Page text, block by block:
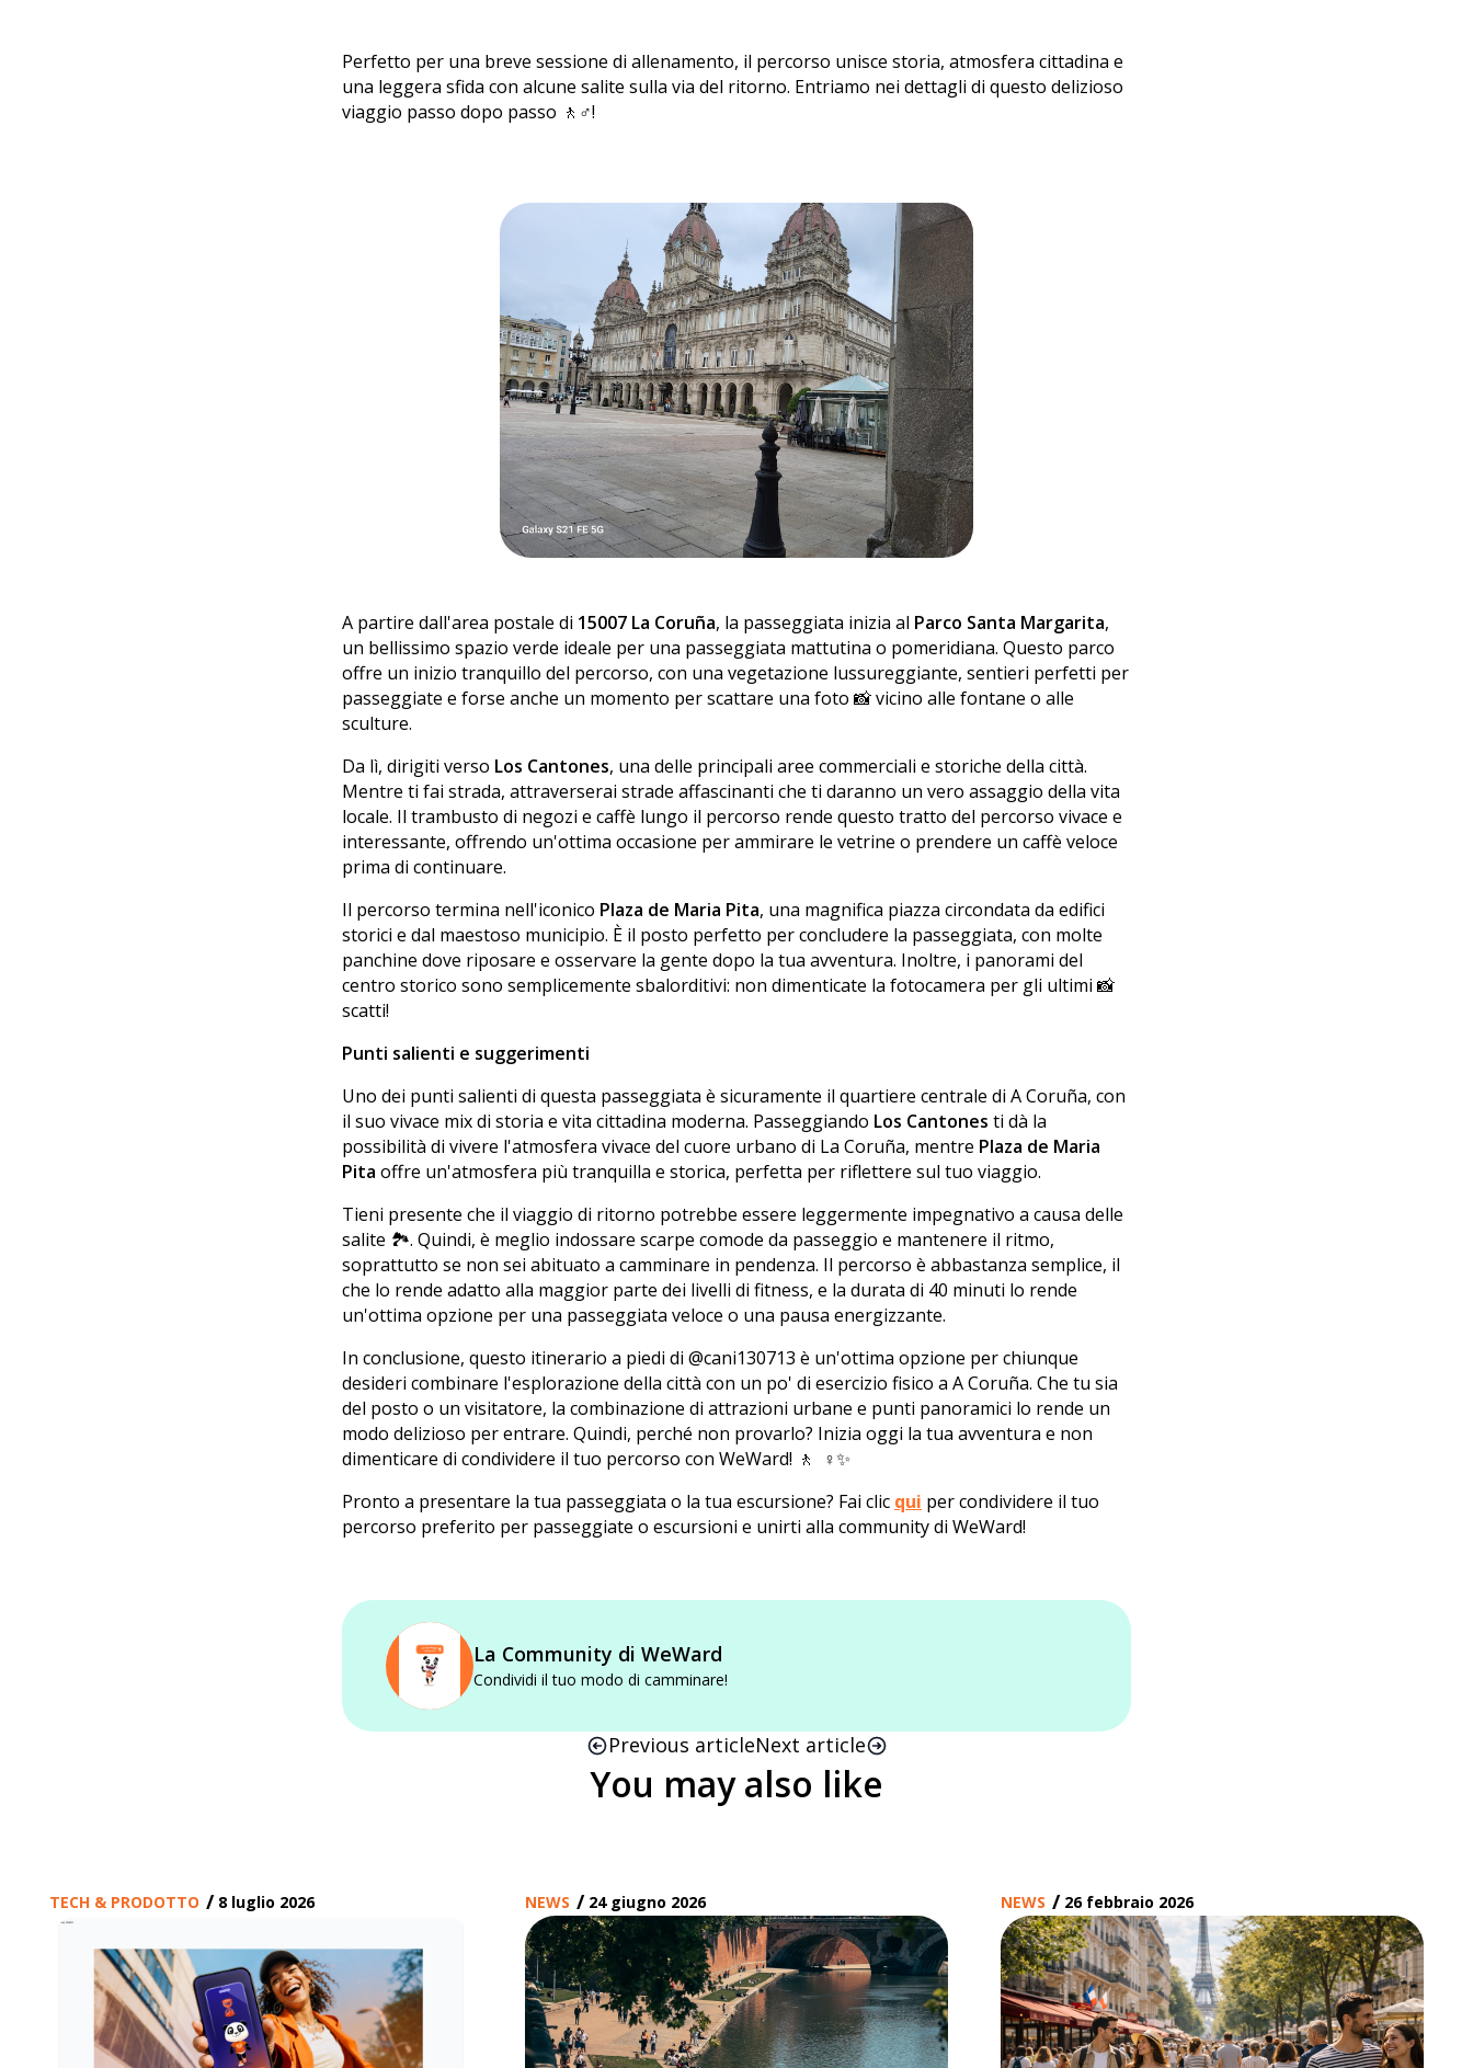
Perfetto per una breve sessione di allenamento, il percorso unisce storia, atmosfera cittadina e
una leggera sfida con alcune salite sulla via del ritorno. Entriamo nei dettagli di questo delizioso
viaggio passo dopo passo 🚶♂️!
A partire dall'area postale di 15007 La Coruña, la passeggiata inizia al Parco Santa Margarita,
un bellissimo spazio verde ideale per una passeggiata mattutina o pomeridiana. Questo parco
offre un inizio tranquillo del percorso, con una vegetazione lussureggiante, sentieri perfetti per
passeggiate e forse anche un momento per scattare una foto 📸 vicino alle fontane o alle
sculture.
Da lì, dirigiti verso Los Cantones, una delle principali aree commerciali e storiche della città.
Mentre ti fai strada, attraverserai strade affascinanti che ti daranno un vero assaggio della vita
locale. Il trambusto di negozi e caffè lungo il percorso rende questo tratto del percorso vivace e
interessante, offrendo un'ottima occasione per ammirare le vetrine o prendere un caffè veloce
prima di continuare.
Il percorso termina nell'iconico Plaza de Maria Pita, una magnifica piazza circondata da edifici
storici e dal maestoso municipio. È il posto perfetto per concludere la passeggiata, con molte
panchine dove riposare e osservare la gente dopo la tua avventura. Inoltre, i panorami del
centro storico sono semplicemente sbalorditivi: non dimenticate la fotocamera per gli ultimi 📸
scatti!
Punti salienti e suggerimenti
Uno dei punti salienti di questa passeggiata è sicuramente il quartiere centrale di A Coruña, con
il suo vivace mix di storia e vita cittadina moderna. Passeggiando Los Cantones ti dà la
possibilità di vivere l'atmosfera vivace del cuore urbano di La Coruña, mentre Plaza de Maria
Pita offre un'atmosfera più tranquilla e storica, perfetta per riflettere sul tuo viaggio.
Tieni presente che il viaggio di ritorno potrebbe essere leggermente impegnativo a causa delle
salite 🏞️. Quindi, è meglio indossare scarpe comode da passeggio e mantenere il ritmo,
soprattutto se non sei abituato a camminare in pendenza. Il percorso è abbastanza semplice, il
che lo rende adatto alla maggior parte dei livelli di fitness, e la durata di 40 minuti lo rende
un'ottima opzione per una passeggiata veloce o una pausa energizzante.
In conclusione, questo itinerario a piedi di @cani130713 è un'ottima opzione per chiunque
desideri combinare l'esplorazione della città con un po' di esercizio fisico a A Coruña. Che tu sia
del posto o un visitatore, la combinazione di attrazioni urbane e punti panoramici lo rende un
modo delizioso per entrare. Quindi, perché non provarlo? Inizia oggi la tua avventura e non
dimenticare di condividere il tuo percorso con WeWard! 🚶 ‍ ♀️✨
Pronto a presentare la tua passeggiata o la tua escursione? Fai clic qui per condividere il tuo
percorso preferito per passeggiate o escursioni e unirti alla community di WeWard!
La Community di WeWard
Condividi il tuo modo di camminare!
Previous articleNext article
You may also like
TECH & PRODOTTO / 8 luglio 2026 NEWS / 24 giugno 2026 NEWS / 26 febbraio 2026